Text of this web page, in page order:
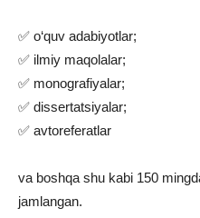
✅ o‘quv adabiyotlar;
✅ ilmiy maqolalar;
✅ monografiyalar;
✅ dissertatsiyalar;
✅ avtoreferatlar
va boshqa shu kabi 150
jamlangan.